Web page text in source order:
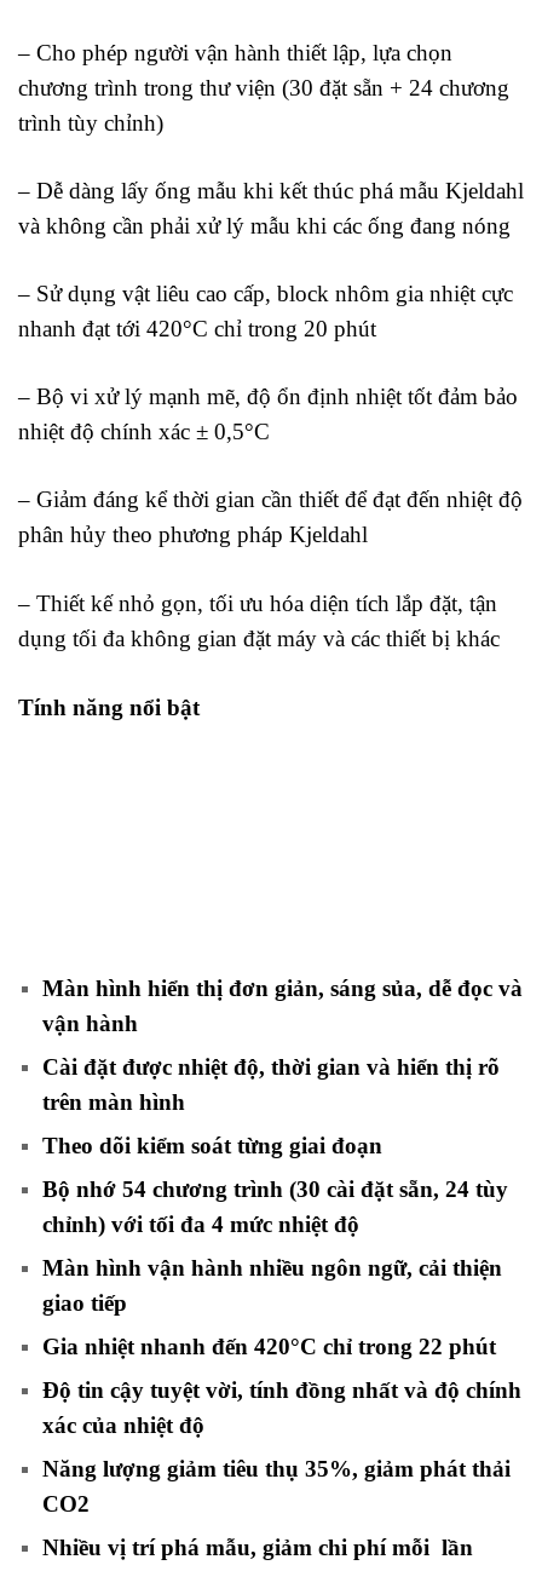
– Cho phép người vận hành thiết lập, lựa chọn
chương trình trong thư viện (30 đặt sẵn + 24 chương
trình tùy chỉnh)
– Dễ dàng lấy ống mẫu khi kết thúc phá mẫu Kjeldahl
và không cần phải xử lý mẫu khi các ống đang nóng
– Sử dụng vật liêu cao cấp, block nhôm gia nhiệt cực
nhanh đạt tới 420°C chỉ trong 20 phút
– Bộ vi xử lý mạnh mẽ, độ ổn định nhiệt tốt đảm bảo
nhiệt độ chính xác ± 0,5°C
– Giảm đáng kể thời gian cần thiết để đạt đến nhiệt độ
phân hủy theo phương pháp Kjeldahl
– Thiết kế nhỏ gọn, tối ưu hóa diện tích lắp đặt, tận
dụng tối đa không gian đặt máy và các thiết bị khác
Tính năng nổi bật
Màn hình hiển thị đơn giản, sáng sủa, dễ đọc và
vận hành
Cài đặt được nhiệt độ, thời gian và hiển thị rõ
trên màn hình
Theo dõi kiểm soát từng giai đoạn
Bộ nhớ 54 chương trình (30 cài đặt sẵn, 24 tùy
chỉnh) với tối đa 4 mức nhiệt độ
Màn hình vận hành nhiều ngôn ngữ, cải thiện
giao tiếp
Gia nhiệt nhanh đến 420°C chỉ trong 22 phút
Độ tin cậy tuyệt vời, tính đồng nhất và độ chính
xác của nhiệt độ
Năng lượng giảm tiêu thụ 35%, giảm phát thải
CO2
Nhiều vị trí phá mẫu, giảm chi phí mỗi lần